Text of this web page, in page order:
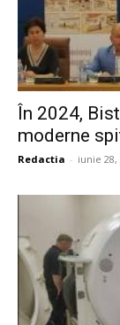
În 2024,
moderne
Redactia - iunie 28,